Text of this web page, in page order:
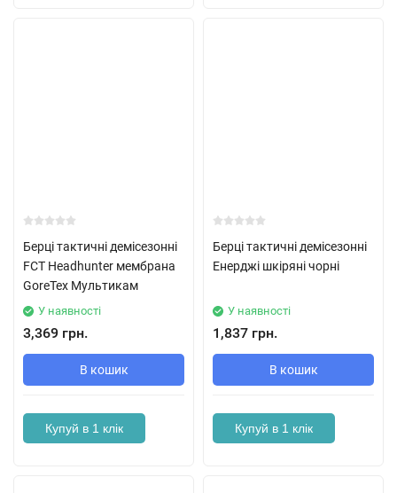
Берці тактичні демісезонні
FCT Headhunter мембрана
GoreTex Мультикам
У наявності
3,369 грн.
В кошик
Купуй в 1 клік
Берці тактичні демісезонні
Енерджі шкіряні чорні
У наявності
1,837 грн.
В кошик
Купуй в 1 клік